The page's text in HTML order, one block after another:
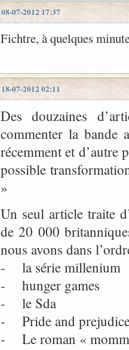
08-07-2012 17:37
Fichtre, à quelques
18-07-2012 02:11
Des douzaines
commenter la bande
récemment et d’autre
possible
»
Un seul article traite
de 20 000
nous avons dans
- la série millenium
- hunger games
- le Sda
- Pride and
- Le roman «